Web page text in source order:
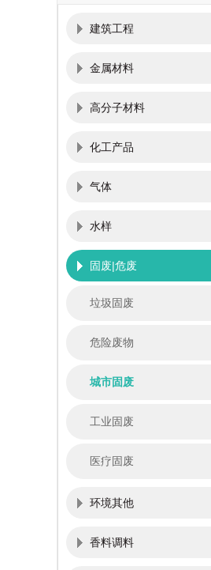
建筑工程
金属材料
高分子材料
化工产品
气体
水样
固废|危废
垃圾固废
危险废物
城市固废
工业固废
医疗固废
环境其他
香料调料